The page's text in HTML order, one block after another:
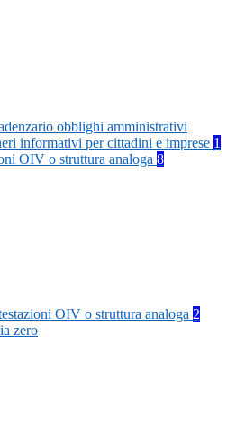
obblighi amministrativi
informativi per cittadini e imprese 1
OIV o struttura analoga 8
OIV o struttura analoga 2
zero